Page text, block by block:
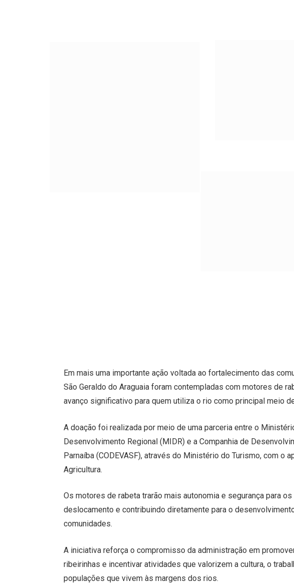
Em mais uma importante ação voltada ao fortalecimento das
São Geraldo do Araguaia foram contempladas com motores de
avanço significativo para quem utiliza o rio como principal meio
A doação foi realizada por meio de uma parceria entre o
Desenvolvimento Regional (MIDR) e a Companhia de
Parnaíba (CODEVASF), através do Ministério do Turismo, com o
Agricultura.
Os motores de rabeta trarão mais autonomia e segurança para
deslocamento e contribuindo diretamente para o
comunidades.
A iniciativa reforça o compromisso da administração em
ribeirinhas e incentivar atividades que valorizem a cultura, o
populações que vivem às margens dos rios.